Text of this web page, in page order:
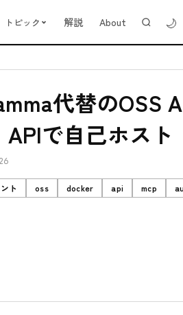
トピック 解説 About 🌙
代替のOSS
で自己ホスト
ト oss docker api mcp